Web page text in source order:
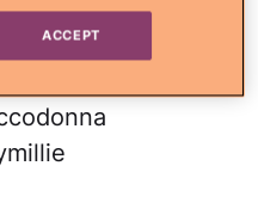
ACCEPT